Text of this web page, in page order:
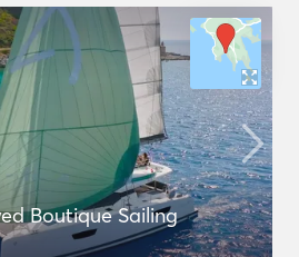
Boutique Sailing